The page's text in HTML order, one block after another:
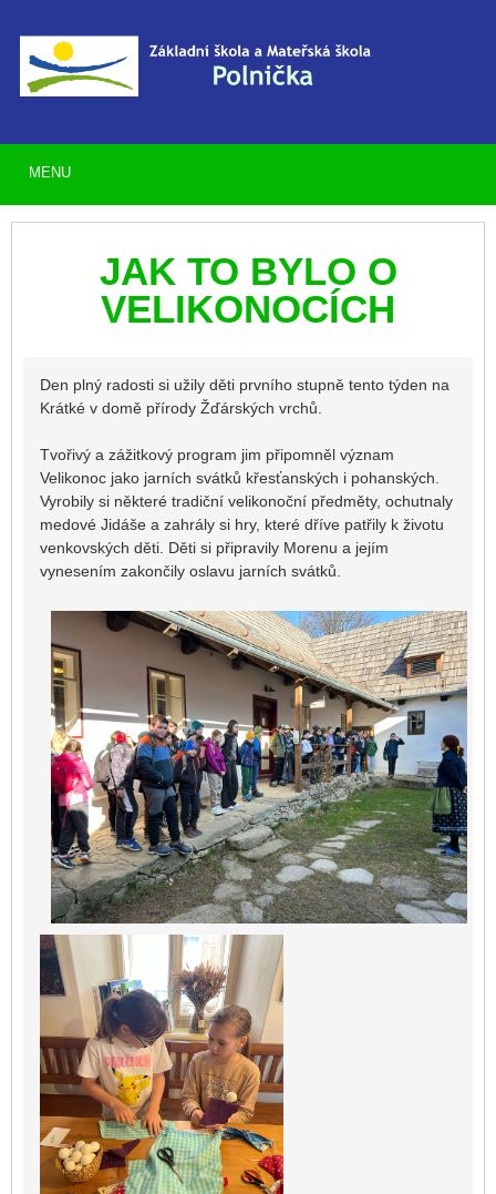
JAK TO BYLO O
VELIKONOCÍCH
Den plný radosti si užily děti prvního stupně tento týden na
Krátké v domě přírody Žďárských vrchů.
Tvořivý a zážitkový program jim připomněl význam
Velikonoc jako jarních svátků křesťanských i pohanských.
Vyrobily si některé tradiční velikonoční předměty, ochutnaly
medové Jidáše a zahrály si hry, které dříve patřily k životu
venkovských děti. Děti si připravily Morenu a jejím
vynesením zakončily oslavu jarních svátků.
MENU